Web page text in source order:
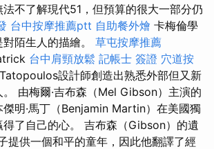
不了解現代51，但預算的很大一部分仍
台中按摩推薦ptt 自助餐外燴 卡梅倫學
陌生人的描繪。 草屯按摩推薦
台中肩頸放鬆 記帳士 簽證 穴道按
Tatopoulos設計師創造出熟悉外部但又新
由梅爾·吉布森（Mel Gibson）主演的
明·馬丁（Benjamin Martin）在美國獨
得了自己的心。 吉布森（Gibson）的遺
提供一個和平的童年，因此他翻譯了經